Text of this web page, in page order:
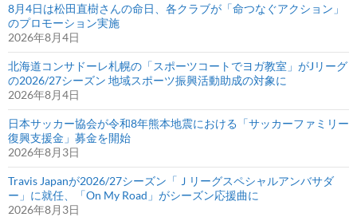
8月4日は松田直樹さんの命日、各クラブが「命つなぐアクション」
のプロモーション実施
2026年8月4日
北海道コンサドーレ札幌の「スポーツコートでヨガ教室」がJリーグ
の2026/27シーズン 地域スポーツ振興活動助成の対象に
2026年8月4日
日本サッカー協会が令和8年熊本地震における「サッカーファミリー
復興支援金」募金を開始
2026年8月3日
Travis Japanが2026/27シーズン「Ｊリーグスペシャルアンバサダ
ー」に就任、「On My Road」がシーズン応援曲に
2026年8月3日